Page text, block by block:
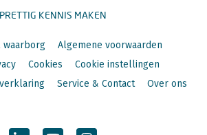
PRETTIG KENNIS MAKEN
waarborg
Algemene voorwaarden
Cookies
Cookie instellingen
Service & Contact Over ons